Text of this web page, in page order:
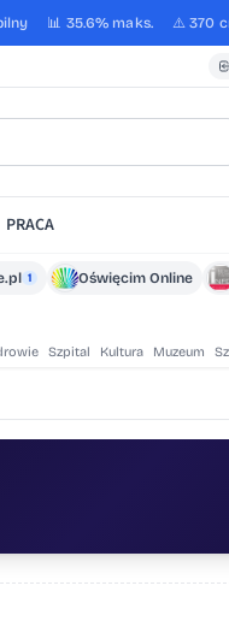
📊 35.6% maks. ⚠️ 370
PRACA
1 Oświęcim Online
Szpital Kultura Muzeum